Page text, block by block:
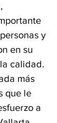
y
en su
calidad.
más
que le
a